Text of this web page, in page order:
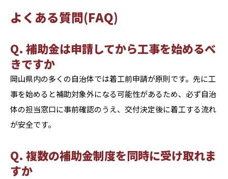
よくある質問(FAQ)
Q. 補助金は申請してから工事を始めるべ
きですか
岡山県内の多くの自治体では着工前申請が原則です。先に工
事を始めると補助対象外になる可能性があるため、必ず自治
体の担当窓口に事前確認のうえ、交付決定後に着工する流れ
が安全です。
Q. 複数の補助金制度を同時に受け取れま
すか